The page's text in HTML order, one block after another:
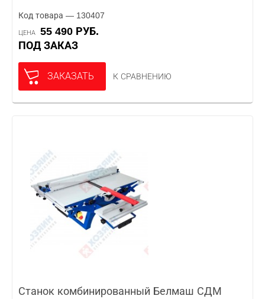
Код товара — 130407
ЦЕНА
55 490 РУБ.
ПОД ЗАКАЗ
ЗАКАЗАТЬ К СРАВНЕНИЮ
Станок комбинированный Белмаш СДМ